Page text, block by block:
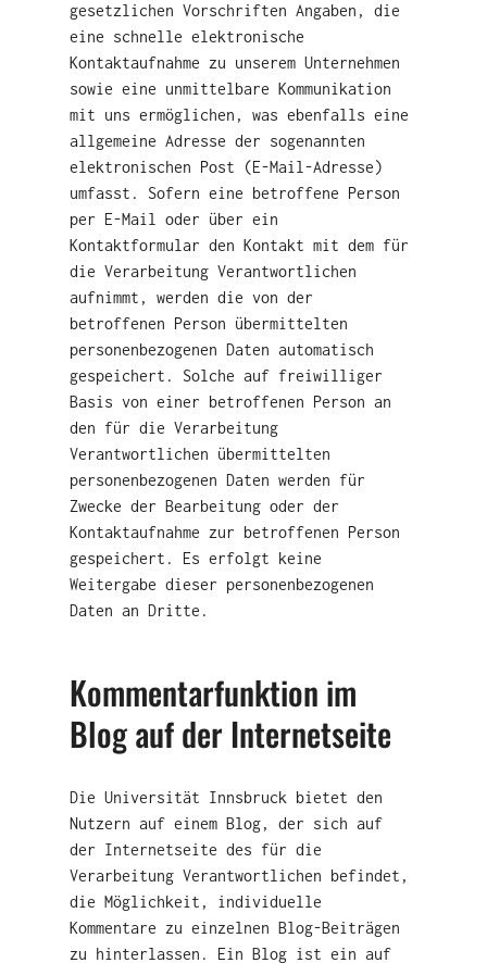
gesetzlichen Vorschriften Angaben, die
eine schnelle elektronische
Kontaktaufnahme zu unserem Unternehmen
sowie eine unmittelbare Kommunikation
mit uns ermöglichen, was ebenfalls eine
allgemeine Adresse der sogenannten
elektronischen Post (E-Mail-Adresse)
umfasst. Sofern eine betroffene Person
per E-Mail oder über ein
Kontaktformular den Kontakt mit dem für
die Verarbeitung Verantwortlichen
aufnimmt, werden die von der
betroffenen Person übermittelten
personenbezogenen Daten automatisch
gespeichert. Solche auf freiwilliger
Basis von einer betroffenen Person an
den für die Verarbeitung
Verantwortlichen übermittelten
personenbezogenen Daten werden für
Zwecke der Bearbeitung oder der
Kontaktaufnahme zur betroffenen Person
gespeichert. Es erfolgt keine
Weitergabe dieser personenbezogenen
Daten an Dritte.
Kommentarfunktion im
Blog auf der Internetseite
Die Universität Innsbruck bietet den
Nutzern auf einem Blog, der sich auf
der Internetseite des für die
Verarbeitung Verantwortlichen befindet,
die Möglichkeit, individuelle
Kommentare zu einzelnen Blog-Beiträgen
zu hinterlassen. Ein Blog ist ein auf